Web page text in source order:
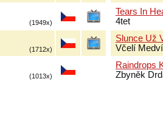
(1949x)
(1712x)
(1013x)
Tears In
4tet
Slunce Už
Včelí
Raindrops
Zbyněk